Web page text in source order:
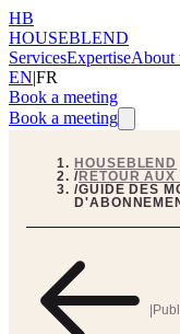
HB
HOUSEBLEND
ServicesExpertiseAbout
EN|FR
Book a meeting
Book a meeting
HOUSEBLEND
/RETOUR AUX
/GUIDE DES